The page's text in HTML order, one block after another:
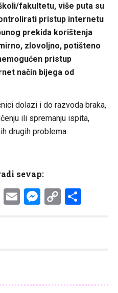
fakultetu, više puta su
pristup internetu
prekida korištenja
zlovoljno, potišteno
pristup
način bijega od
dolazi i do razvoda braka,
ili spremanju ispita,
drugih problema.
sevap:
EmailCopy